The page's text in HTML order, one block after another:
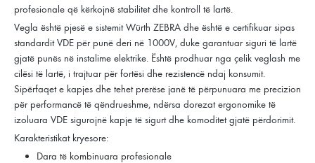
profesionale që kërkojnë stabilitet dhe kontroll të lartë.
Vegla është pjesë e sistemit Würth ZEBRA dhe është e certifikuar sipas
standardit VDE për punë deri në 1000V, duke garantuar siguri të lartë
gjatë punës në instalime elektrike. Është prodhuar nga çelik veglash me
cilësi të lartë, i trajtuar për fortësi dhe rezistencë ndaj konsumit.
Sipërfaqet e kapjes dhe tehet prerëse janë të përpunuara me precizion
për performancë të qëndrueshme, ndërsa dorezat ergonomike të
izoluara VDE sigurojnë kapje të sigurt dhe komoditet gjatë përdorimit.
Karakteristikat kryesore:
Dara të kombinuara profesionale